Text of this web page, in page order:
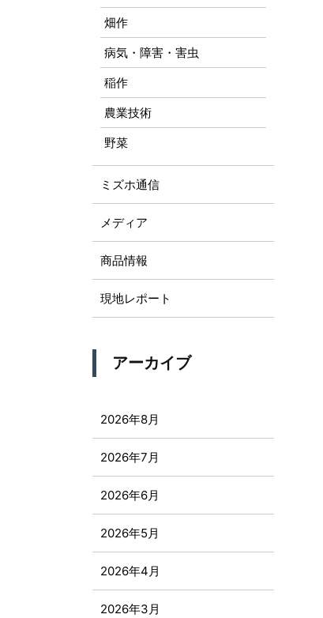
畑作
病気・障害・害虫
稲作
農業技術
野菜
ミズホ通信
メディア
商品情報
現地レポート
アーカイブ
2026年8月
2026年7月
2026年6月
2026年5月
2026年4月
2026年3月